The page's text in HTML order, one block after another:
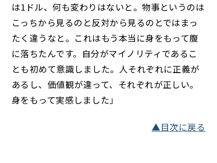
は1ドル、何も変わりはないと。物事というのは
こっちから見るのと反対から見るのとではまっ
たく違うなと。これはもう本当に身をもって腹
に落ちたんです。自分がマイノリティであるこ
とも初めて意識しました。人それぞれに正義が
あるし、価値観が違って、それぞれが正しい。
身をもって実感しました」
▲目次に戻る